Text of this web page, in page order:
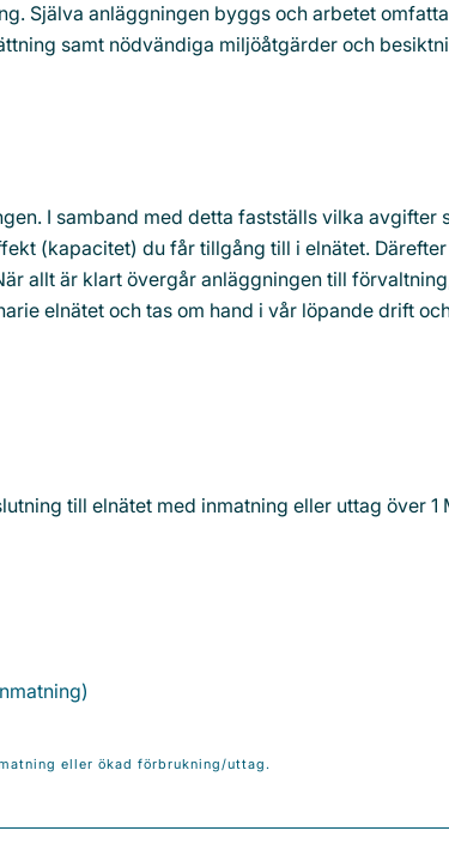
Själva anläggningen byggs och arbetet
samt nödvändiga miljöåtgärder och
I samband med detta fastställs vilka avgifter
(kapacitet) du får tillgång till i elnätet.
allt är klart övergår anläggningen till
elnätet och tas om hand i vår löpande drift
till elnätet med inmatning eller uttag över 1
eller ökad förbrukning/uttag.